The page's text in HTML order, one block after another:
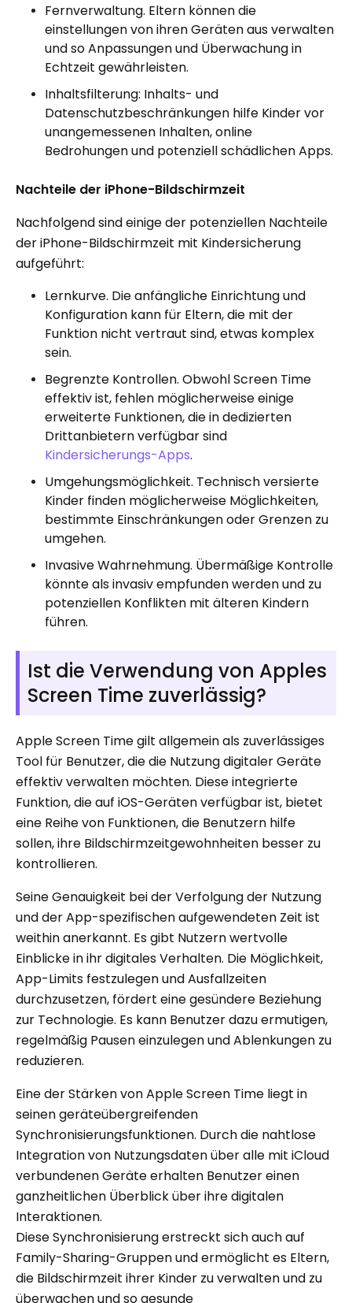
Fernverwaltung. Eltern können die
einstellungen von ihren Geräten aus verwalten
und so Anpassungen und Überwachung in
Echtzeit gewährleisten.
Inhaltsfilterung: Inhalts- und
Datenschutzbeschränkungen hilfe Kinder vor
unangemessenen Inhalten, online
Bedrohungen und potenziell schädlichen Apps.
Nachteile der iPhone-Bildschirmzeit
Nachfolgend sind einige der potenziellen Nachteile
der iPhone-Bildschirmzeit mit Kindersicherung
aufgeführt:
Lernkurve. Die anfängliche Einrichtung und
Konfiguration kann für Eltern, die mit der
Funktion nicht vertraut sind, etwas komplex
sein.
Begrenzte Kontrollen. Obwohl Screen Time
effektiv ist, fehlen möglicherweise einige
erweiterte Funktionen, die in dedizierten
Drittanbietern verfügbar sind
Kindersicherungs-Apps.
Umgehungsmöglichkeit. Technisch versierte
Kinder finden möglicherweise Möglichkeiten,
bestimmte Einschränkungen oder Grenzen zu
umgehen.
Invasive Wahrnehmung. Übermäßige Kontrolle
könnte als invasiv empfunden werden und zu
potenziellen Konflikten mit älteren Kindern
führen.
Ist die Verwendung von Apples
Screen Time zuverlässig?
Apple Screen Time gilt allgemein als zuverlässiges
Tool für Benutzer, die die Nutzung digitaler Geräte
effektiv verwalten möchten. Diese integrierte
Funktion, die auf iOS-Geräten verfügbar ist, bietet
eine Reihe von Funktionen, die Benutzern hilfe
sollen, ihre Bildschirmzeitgewohnheiten besser zu
kontrollieren.
Seine Genauigkeit bei der Verfolgung der Nutzung
und der App-spezifischen aufgewendeten Zeit ist
weithin anerkannt. Es gibt Nutzern wertvolle
Einblicke in ihr digitales Verhalten. Die Möglichkeit,
App-Limits festzulegen und Ausfallzeiten
durchzusetzen, fördert eine gesündere Beziehung
zur Technologie. Es kann Benutzer dazu ermutigen,
regelmäßig Pausen einzulegen und Ablenkungen zu
reduzieren.
Eine der Stärken von Apple Screen Time liegt in
seinen geräteübergreifenden
Synchronisierungsfunktionen. Durch die nahtlose
Integration von Nutzungsdaten über alle mit iCloud
verbundenen Geräte erhalten Benutzer einen
ganzheitlichen Überblick über ihre digitalen
Interaktionen.
Diese Synchronisierung erstreckt sich auch auf
Family-Sharing-Gruppen und ermöglicht es Eltern,
die Bildschirmzeit ihrer Kinder zu verwalten und zu
überwachen und so gesunde